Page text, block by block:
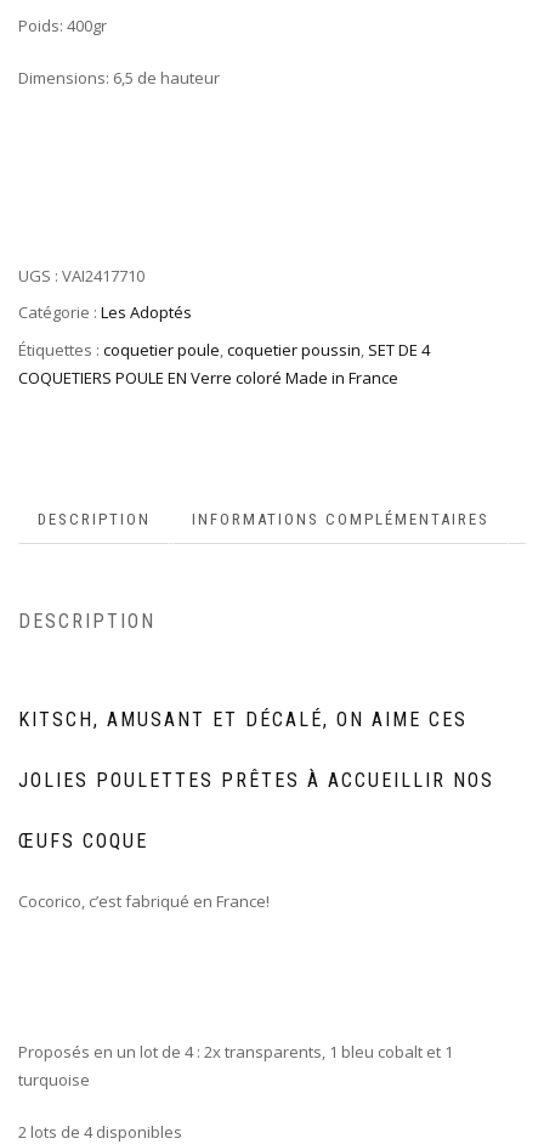
Poids: 400gr
Dimensions: 6,5 de hauteur
UGS : VAI2417710
Catégorie : Les Adoptés
Étiquettes : coquetier poule,coquetier poussin, SET DE 4
COQUETIERS POULE EN Verre coloré Made in France
DESCRIPTION INFORMATIONS COMPLÉMENTAIRES
DESCRIPTION
KITSCH, AMUSANT ET DÉCALÉ, ON AIME CES
JOLIES POULETTES PRÊTES À ACCUEILLIR NOS
ŒUFS COQUE
Cocorico, c’est fabriqué en France!
Proposés en un lot de 4 : 2x transparents, 1 bleu cobalt et 1
turquoise
2 lots de 4 disponibles